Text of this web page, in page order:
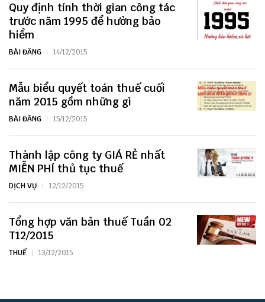
Quy định tính thời gian công tác
trước năm 1995 để hưởng bảo
hiểm
BÀI ĐĂNG 14/12/2015
Mẫu biểu quyết toán thuế cuối
năm 2015 gồm những gì
BÀI ĐĂNG 15/12/2015
Thành lập công ty GIÁ RẺ nhất
MIỄN PHÍ thủ tục thuế
DỊCH VỤ 12/12/2015
Tổng hợp văn bản thuế Tuần 02
T12/2015
THUẾ 13/12/2015